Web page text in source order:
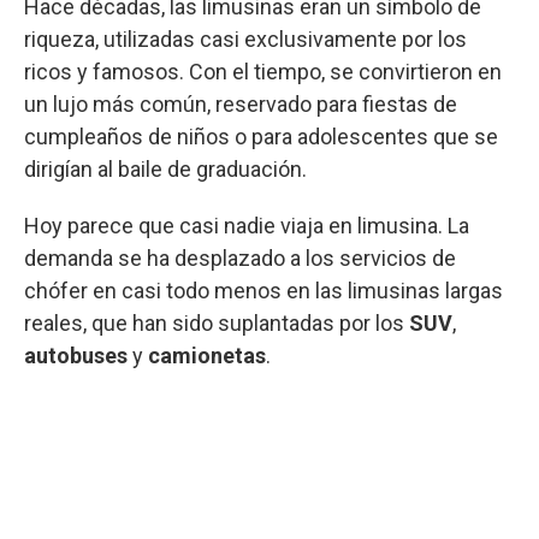
Hace décadas, las limusinas eran un símbolo de
riqueza, utilizadas casi exclusivamente por los
ricos y famosos. Con el tiempo, se convirtieron en
un lujo más común, reservado para fiestas de
cumpleaños de niños o para adolescentes que se
dirigían al baile de graduación.
Hoy parece que casi nadie viaja en limusina. La
demanda se ha desplazado a los servicios de
chófer en casi todo menos en las limusinas largas
reales, que han sido suplantadas por los SUV,
autobusesy camionetas.